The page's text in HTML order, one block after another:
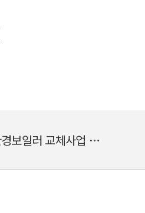
[안동빛드림본부] 탄소중립 실천을 위한 친환경보일러 교체사업 시행